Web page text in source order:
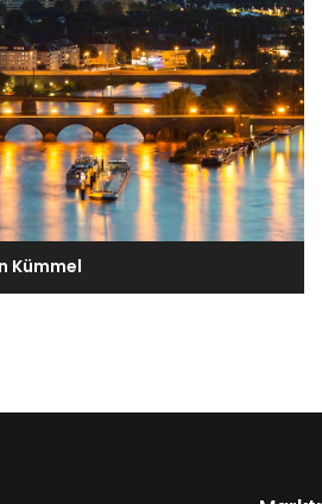
Kümmel